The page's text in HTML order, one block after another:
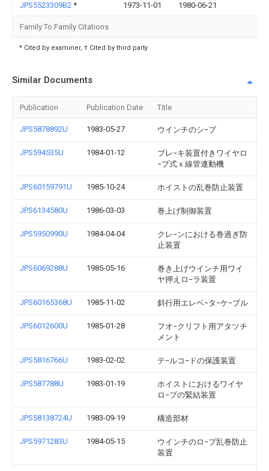
JPS5523309B2 * 1973-11-01 1980-06-21
Family To Family Citations
* Cited by examiner, † Cited by third party
Similar Documents
Publication Publication Date Title
JPS5878892U 1983-05-27 ウインチのシ−ブ
JPS594535U 1984-01-12
ブレ−キ装置付きワイヤロ
−プ式ｘ線管連動機
JPS60159791U 1985-10-24 ホイストの乱巻防止装置
JPS6134580U 1986-03-03 巻上げ制御装置
JPS5950990U 1984-04-04
クレ−ンにおける巻過ぎ防
止装置
JPS6069288U 1985-05-16
巻き上げウインチ用ワイ
ヤ押えロ−ラ装置
JPS60165368U 1985-11-02 斜行用エレベ−タ−ケ−ブル
JPS6012600U 1985-01-28
フオ−クリフト用アタツチ
メント
JPS5816766U 1983-02-02 テ−ルコ−ドの保護装置
JPS587788U 1983-01-19
ホイストにおけるワイヤ
ロ−プの緊結装置
JPS58138724U 1983-09-19 構造部材
JPS5971283U 1984-05-15
ウインチのロ−プ乱巻防止
装置